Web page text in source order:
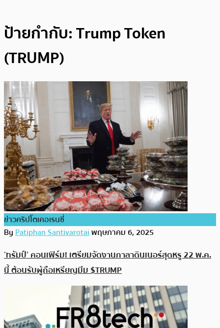
ป้ายกำกับ:Trump Token
(TRUMP)
ข่าวคริปโตเคอเรนซี่
ByPatiphan Santivarotaiพฤษภาคม 6, 2025
‘ทรัมป์’ คอนเฟิร์ม! เตรียมจัดงานกาลาดินเนอร์สุดหรู 22 พ.ค.
นี้ ต้อนรับผู้ถือเหรียญมีม $TRUMP